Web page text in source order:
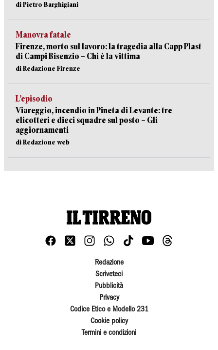
di Pietro Barghigiani
Manovra fatale
Firenze, morto sul lavoro: la tragedia alla Capp Plast
di Campi Bisenzio – Chi è la vittima
di Redazione Firenze
L’episodio
Viareggio, incendio in Pineta di Levante: tre
elicotteri e dieci squadre sul posto – Gli
aggiornamenti
di Redazione web
Redazione
Scriveteci
Pubblicità
Privacy
Codice Etico e Modello 231
Cookie policy
Termini e condizioni